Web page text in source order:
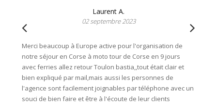
Laurent A.
02 septembre 2023
Merci beaucoup à Europe active pour l'organisation de
notre séjour en Corse à moto tour de Corse en 9 jours
avec ferries allez retour Toulon bastia,,tout était clair et
bien expliqué par mail,mais aussi les personnes de
l'agence sont facilement joignables par téléphone avec un
souci de bien faire et être à l'écoute de leur clients